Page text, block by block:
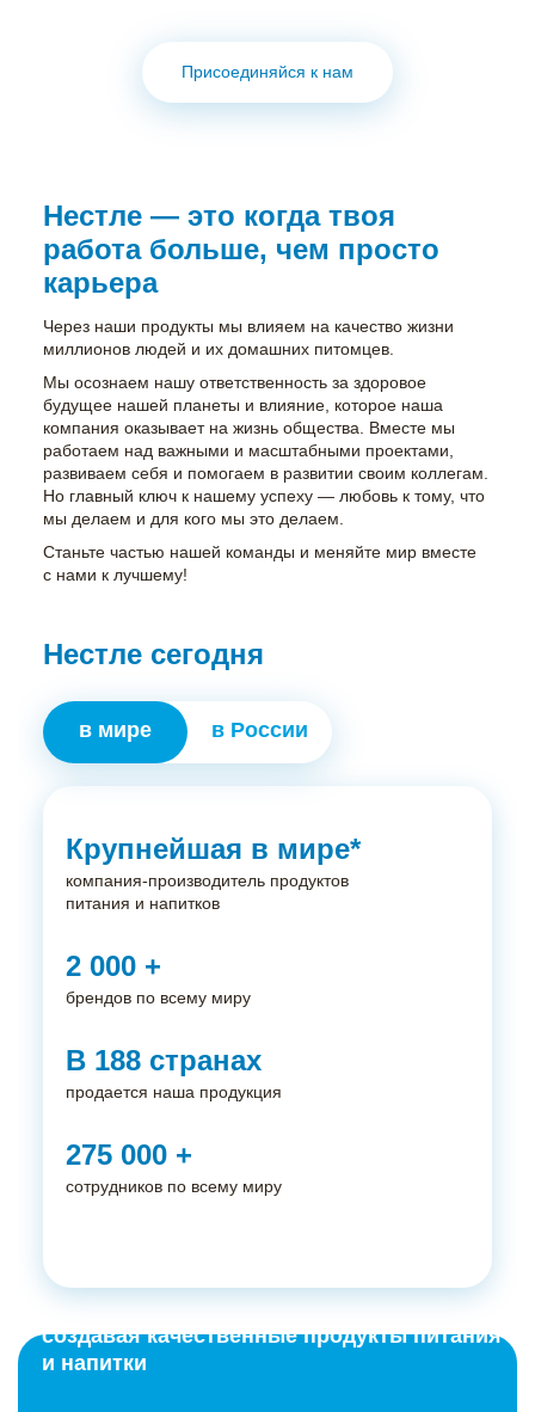
Присоединяйся к нам
к лучшему
мир
Нестле. Когда работа
Нестле — это когда твоя
работа больше, чем просто
карьера
Через наши продукты мы влияем на качество жизни
миллионов людей и их домашних питомцев.
Мы осознаем нашу ответственность за здоровое
будущее нашей планеты и влияние, которое наша
компания оказывает на жизнь общества. Вместе мы
работаем над важными и масштабными проектами,
развиваем себя и помогаем в развитии своим коллегам.
Но главный ключ к нашему успеху — любовь к тому, что
мы делаем и для кого мы это делаем.
Станьте частью нашей команды и меняйте мир вместе
с нами к лучшему!
Нестле сегодня
в мире в России
Крупнейшая в мире*
компания-производитель продуктов
питания и напитков
2 000+
брендов по всему миру
В 188странах
продается наша продукция
275 000+
сотрудников по всему миру
#1 работодатель
Более150лет
7000+
Присоединяйся к нам, мы:
создавая качественные продукты питания
и напитки